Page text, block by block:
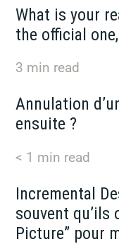
What is your
the official
3 min read
Annulation
ensuite ?
< 1 min read
Incremental
souvent qu’ils
Picture” pour